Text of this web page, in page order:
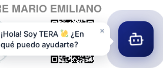
¡Hola! Soy TERA
¿En
qué puedo ayudarte?
×